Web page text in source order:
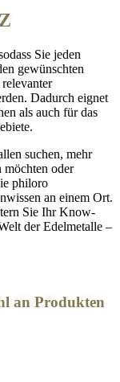
Sie jeden
gewünschten
Dadurch eignet
als auch für das
suchen, mehr
möchten oder
philoro
an einem Ort.
Sie Ihr Know-
der Edelmetalle –
an Produkten